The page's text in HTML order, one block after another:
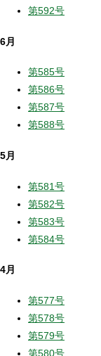
第592号
6月
第585号
第586号
第587号
第588号
5月
第581号
第582号
第583号
第584号
4月
第577号
第578号
第579号
第580号